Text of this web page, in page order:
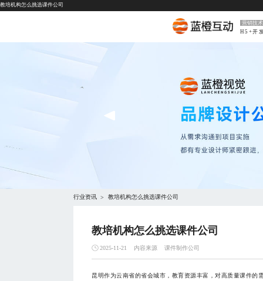
教培机构怎么挑选课件公司
营销技
H5+开
行业资讯 > 教培机构怎么挑选课件公司
教培机构怎么挑选课件公司
2025-11-21 内容来源 课件制作公司
昆明作为云南省的省会城市，教育资源丰富，对高质量课件的